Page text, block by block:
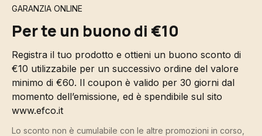
GARANZIA ONLINE
Per te un buono di €10
Registra il tuo prodotto e ottieni un buono sconto di
€10 utilizzabile per un successivo ordine del valore
minimo di €60. Il coupon è valido per 30 giorni dal
momento dell’emissione, ed è spendibile sul sito
www.efco.it
Lo sconto non è cumulabile con le altre promozioni in corso,